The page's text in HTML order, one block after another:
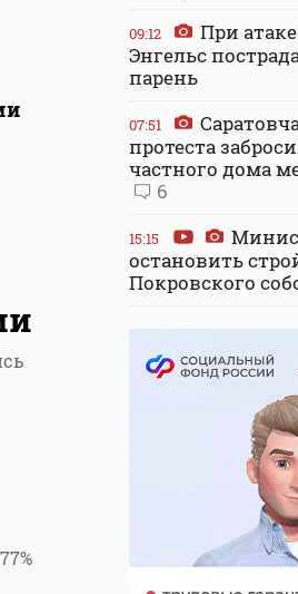
09:12
При
Энгельс
парень
07:51
протеста
частного дома
6
15:15
остановить
Покровского